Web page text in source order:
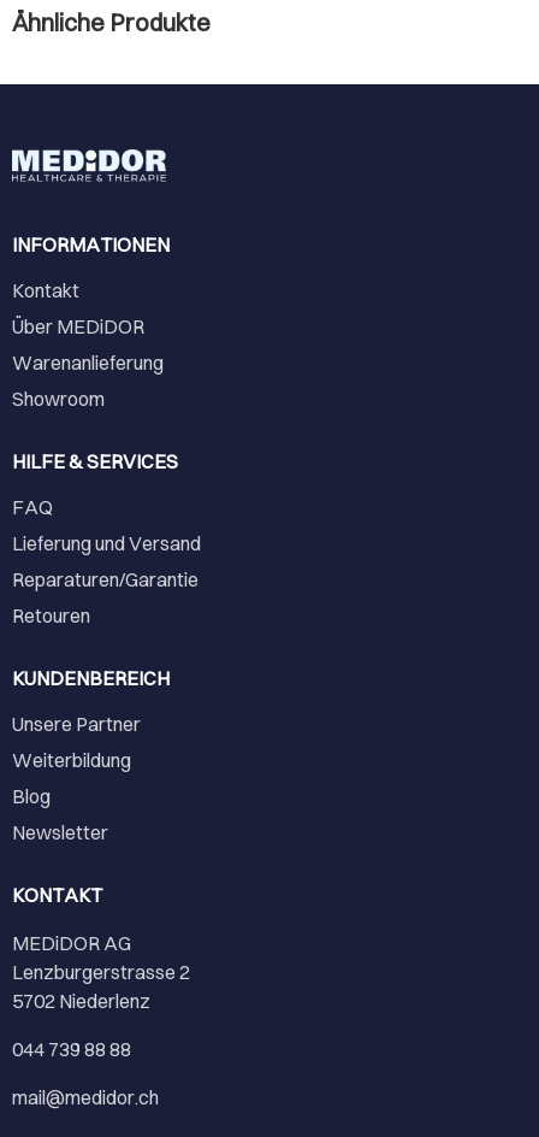
Ähnliche Produkte
INFORMATIONEN
Kontakt
Über MEDiDOR
Warenanlieferung
Showroom
HILFE & SERVICES
FAQ
Lieferung und Versand
Reparaturen/Garantie
Retouren
KUNDENBEREICH
Unsere Partner
Weiterbildung
Blog
Newsletter
KONTAKT
MEDiDOR AG
Lenzburgerstrasse 2
5702 Niederlenz
044 739 88 88
mail@medidor.ch